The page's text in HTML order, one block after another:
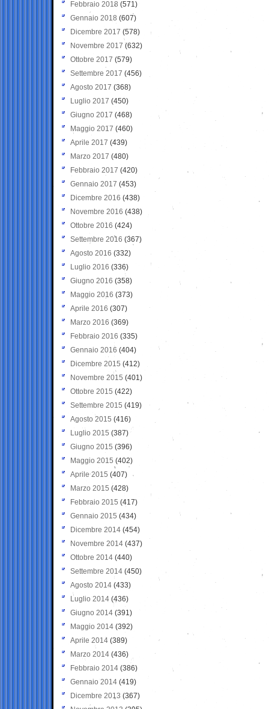
Febbraio 2018 (571)
Gennaio 2018 (607)
Dicembre 2017 (578)
Novembre 2017 (632)
Ottobre 2017 (579)
Settembre 2017 (456)
Agosto 2017 (368)
Luglio 2017 (450)
Giugno 2017 (468)
Maggio 2017 (460)
Aprile 2017 (439)
Marzo 2017 (480)
Febbraio 2017 (420)
Gennaio 2017 (453)
Dicembre 2016 (438)
Novembre 2016 (438)
Ottobre 2016 (424)
Settembre 2016 (367)
Agosto 2016 (332)
Luglio 2016 (336)
Giugno 2016 (358)
Maggio 2016 (373)
Aprile 2016 (307)
Marzo 2016 (369)
Febbraio 2016 (335)
Gennaio 2016 (404)
Dicembre 2015 (412)
Novembre 2015 (401)
Ottobre 2015 (422)
Settembre 2015 (419)
Agosto 2015 (416)
Luglio 2015 (387)
Giugno 2015 (396)
Maggio 2015 (402)
Aprile 2015 (407)
Marzo 2015 (428)
Febbraio 2015 (417)
Gennaio 2015 (434)
Dicembre 2014 (454)
Novembre 2014 (437)
Ottobre 2014 (440)
Settembre 2014 (450)
Agosto 2014 (433)
Luglio 2014 (436)
Giugno 2014 (391)
Maggio 2014 (392)
Aprile 2014 (389)
Marzo 2014 (436)
Febbraio 2014 (386)
Gennaio 2014 (419)
Dicembre 2013 (367)